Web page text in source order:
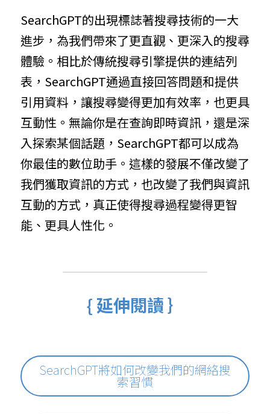
SearchGPT的出現標誌著搜尋技術的一大
進步，為我們帶來了更直觀、更深入的搜尋
體驗。相比於傳統搜尋引擎提供的連結列
表，SearchGPT通過直接回答問題和提供
引用資料，讓搜尋變得更加有效率，也更具
互動性。無論你是在查詢即時資訊，還是深
入探索某個話題，SearchGPT都可以成為
你最佳的數位助手。這樣的發展不僅改變了
我們獲取資訊的方式，也改變了我們與資訊
互動的方式，真正使得搜尋過程變得更智
能、更具人性化。
{ 延伸閱讀 ｝
SearchGPT將如何改變我們的網絡搜
索習慣